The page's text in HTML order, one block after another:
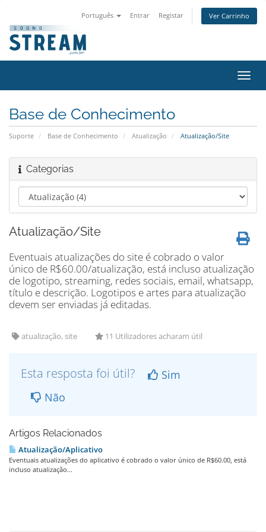
Português Entrar Registar Ver Carrinho
Base de Conhecimento
Suporte Base de Conhecimento Atualização Atualização/Site
Categorias
Atualização/Site
Eventuais atualizações do site é cobrado o valor
único de R$60.00/atualização, está incluso atualização
de logotipo, streaming, redes sociais, email, whatsapp,
título e descrição. Logotipos e artes para atualização
devem ser enviadas já editadas.
atualização, site 11 Utilizadores acharam útil
Esta resposta foi útil?
Sim
Não
Artigos Relacionados
Atualização/Aplicativo
Eventuais atualizações do aplicativo é cobrado o valor único de R$60.00, está
incluso atualização...